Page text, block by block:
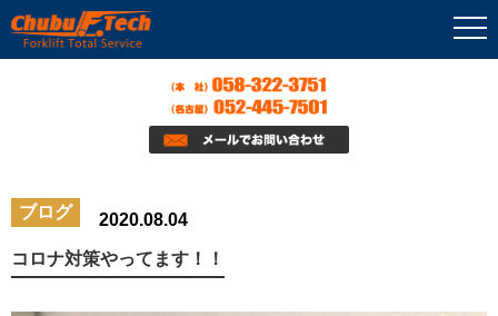
ブログ 2020.08.04
コロナ対策やってます！！